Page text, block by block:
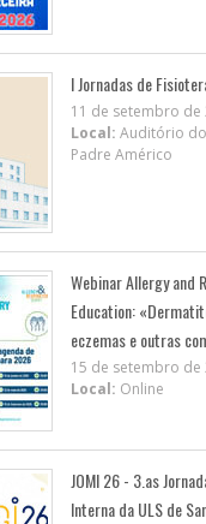
I Jornadas de
11 de setembro de
Local: Auditório
Padre Américo
Webinar Allergy and
Education:
eczemas e outras
15 de setembro de
Local: Online
JOMI 26 - 3.as
Interna da ULS de